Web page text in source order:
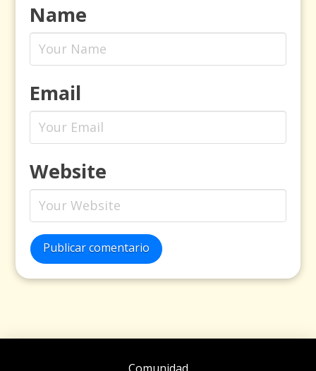
Name
Email
Website
Publicar comentario
Comunidad